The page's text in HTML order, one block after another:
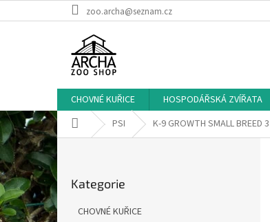
na
zoo.archa@seznam.cz
CHOVNÉ KUŘICE HOSPODÁŘSKÁ ZVÍŘATA
Domů PSI K-9 GROWTH SMALL BREED
o
s
t
r
kategorie
Kategorie
CHOVNÉ KUŘICE